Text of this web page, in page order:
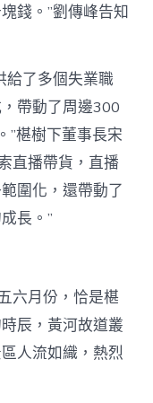
錢。”劉傳峰告知
給了多個失業職
帶動了周邊300
”椹樹下董事長宋
直播帶貨，直播
圍化，還帶動了
長。”
六月份，恰是椹
辰，黃河故道叢
人流如織，熱烈